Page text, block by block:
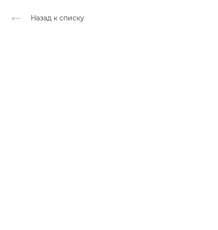
Назад к списку